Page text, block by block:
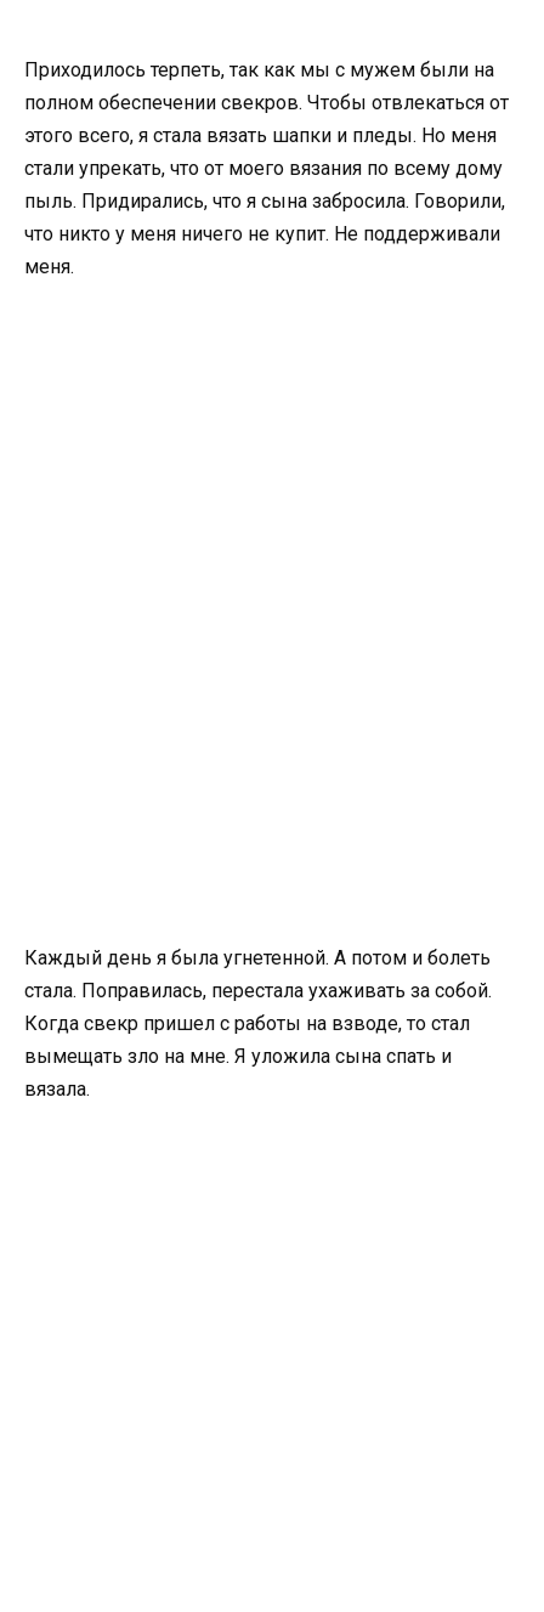
Приходилось терпеть, так как мы с мужем были на
полном обеспечении свекров. Чтобы отвлекаться от
этого всего, я стала вязать шапки и пледы. Но меня
стали упрекать, что от моего вязания по всему дому
пыль. Придирались, что я сына забросила. Говорили,
что никто у меня ничего не купит. Не поддерживали
меня.
Каждый день я была угнетенной. А потом и болеть
стала. Поправилась, перестала ухаживать за собой.
Когда свекр пришел с работы на взводе, то стал
вымещать зло на мне. Я уложила сына спать и
вязала.